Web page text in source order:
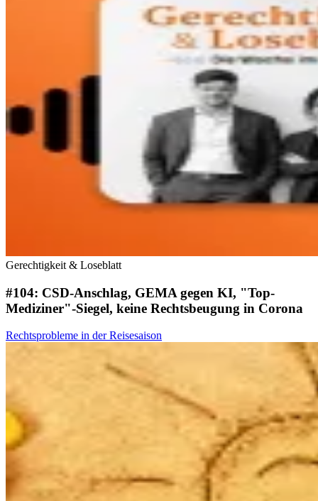
Gerechtigkeit & Loseblatt
#104: CSD-Anschlag, GEMA gegen KI, "Top-
Mediziner"-Siegel, keine Rechtsbeugung in Corona
Rechtsprobleme in der Reisesaison